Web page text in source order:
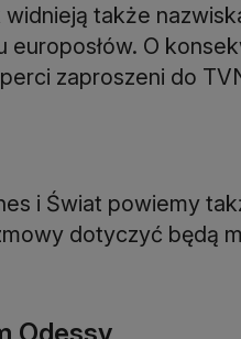
także
europosłów. O
zaproszeni do
i Świat powiemy
dotyczyć będą
Odessy